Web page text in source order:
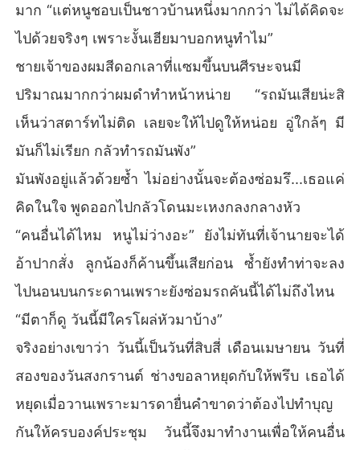
มาก “แต่หนูชอบเป็นชาวบ้านหนึ่งมากกว่า ไม่ได้คิดจะ
ไปด้วยจริงๆ เพราะงั้นเฮียมาบอกหนูทำไม”
ชายเจ้าของผมสีดอกเลาที่แซมขึ้นบนศีรษะจนมี
ปริมาณมากกว่าผมดำทำหน้าหน่าย “รถมันเสียน่ะสิ
เห็นว่าสตาร์ทไม่ติด เลยจะให้ไปดูให้หน่อย อู่ใกล้ๆ มี
มันก็ไม่เรียก กลัวทำรถมันพัง”
มันพังอยู่แล้วด้วยซ้ำ ไม่อย่างนั้นจะต้องซ่อมรึ...เธอแค่
คิดในใจ พูดออกไปกลัวโดนมะเหงกลงกลางหัว
“คนอื่นได้ไหม หนูไม่ว่างอะ” ยังไม่ทันที่เจ้านายจะได้
อ้าปากสั่ง ลูกน้องก็ค้านขึ้นเสียก่อน ซ้ำยังทำท่าจะลง
ไปนอนบนกระดานเพราะยังซ่อมรถคันนี้ได้ไม่ถึงไหน
“มีตาก็ดู วันนี้มีใครโผล่หัวมาบ้าง”
จริงอย่างเขาว่า วันนี้เป็นวันที่สิบสี่ เดือนเมษายน วันที่
สองของวันสงกรานต์ ช่างขอลาหยุดกับให้พรึบ เธอได้
หยุดเมื่อวานเพราะมารดายื่นคำขาดว่าต้องไปทำบุญ
กันให้ครบองค์ประชุม วันนี้จึงมาทำงานเพื่อให้คนอื่น